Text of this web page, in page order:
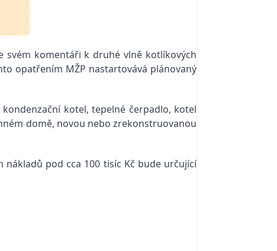
svém komentáři k druhé vlně kotlíkových
opatřením MŽP nastartovává plánovaný
kotel, tepelné čerpadlo, kotel
domě, novou nebo zrekonstruovanou
pod cca 100 tisíc Kč bude určující